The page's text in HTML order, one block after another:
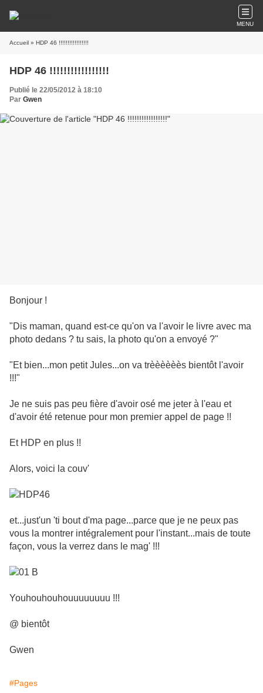
MENU
Accueil » HDP 46 !!!!!!!!!!!!!!!!!
HDP 46 !!!!!!!!!!!!!!!!!
Publié le 22/05/2012 à 18:10
Par Gwen
Bonjour !
"Dis maman, quand est-ce qu'on va l'avoir le livre avec ma
photo dedans ? tu sais, la photo qu'on a envoyé ?"
"Et bien...mon petit Jules...on va trèèèèèès bientôt l'avoir
!!!"
Je ne suis pas peu fière d'avoir osé me jeter à l'eau et
d'avoir été retenue pour mon premier appel de page !!
Et HDP en plus !!
Alors, voici la couv'
et...just'un 'ti bout d'ma page...parce que je ne peux pas
vous la montrer intégralement pour l'instant...mais de toute
façon, vous la verrez dans le mag' !!!
Youhouhouhouuuuuuuu !!!
@ bientôt
Gwen
#Pages